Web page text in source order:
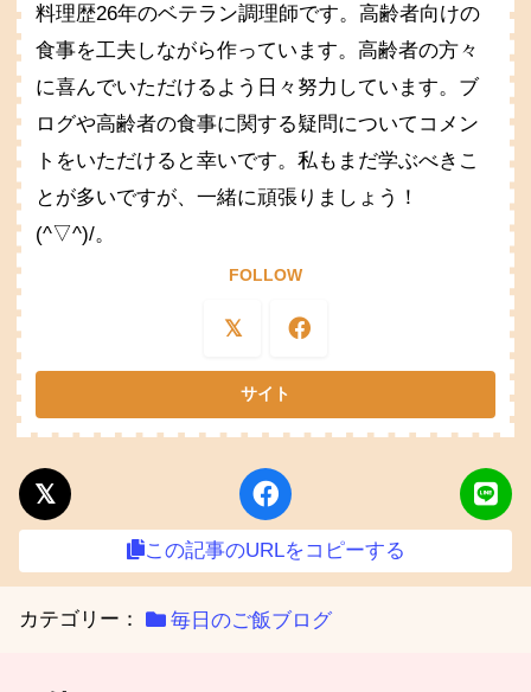
料理歴26年のベテラン調理師です。高齢者向けの
食事を工夫しながら作っています。高齢者の方々
に喜んでいただけるよう日々努力しています。ブ
ログや高齢者の食事に関する疑問についてコメン
トをいただけると幸いです。私もまだ学ぶべきこ
とが多いですが、一緒に頑張りましょう！
(^▽^)/。
FOLLOW
この記事のURLをコピーする
カテゴリー： 毎日のご飯ブログ